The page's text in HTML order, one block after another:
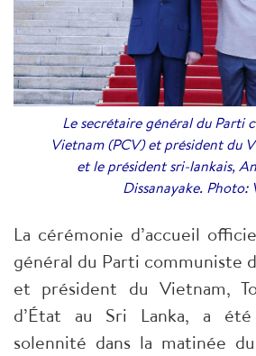
Le secrétaire général du Parti
Vietnam (PCV) et président du
et le président sri-lankais,
Dissanayake. Photo:
La cérémonie d’accueil
général du Parti communiste
et président du Vietnam,
d’État au Sri Lanka, a été
solennité dans la matinée